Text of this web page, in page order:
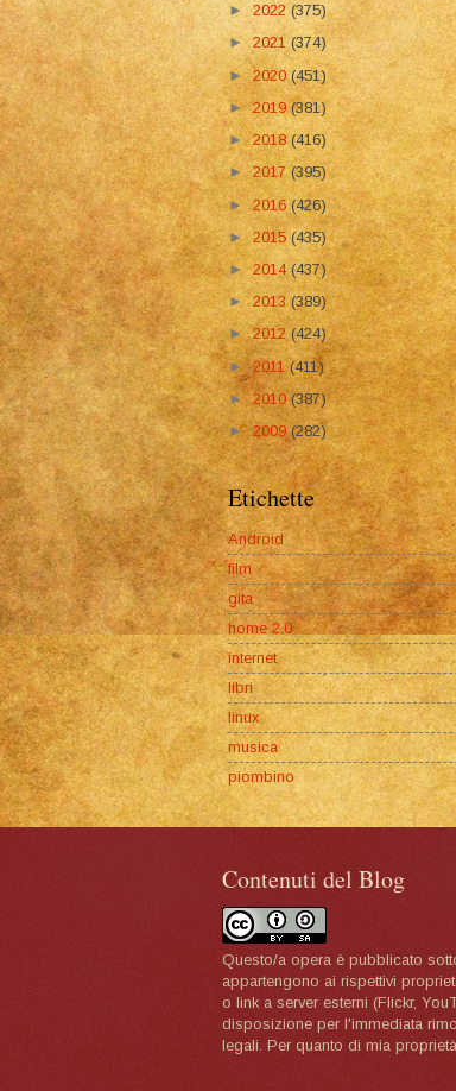
►2022(375)
►2021(374)
►2020(451)
►2019(381)
►2018(416)
►2017(395)
►2016(426)
►2015(435)
►2014 (437)
►2013 (389)
►2012(424)
►2011(411)
►2010(387)
►2009(282)
Etichette
Android
film
gita
home 2.0
internet
libri
linux
musica
piombino
Contenuti del Blog
Questo/a opera è pubblicato
appartengono ai rispettivi
o link a server esterni (Flickr,
disposizione per l'immediata
legali. Per quanto di mia